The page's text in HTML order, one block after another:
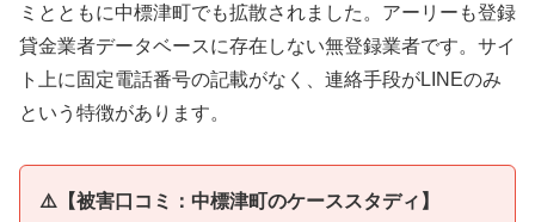
ミとともに中標津町でも拡散されました。アーリーも登録
貸金業者データベースに存在しない無登録業者です。サイ
ト上に固定電話番号の記載がなく、連絡手段がLINEのみ
という特徴があります。
⚠️【被害口コミ：中標津町のケーススタディ】